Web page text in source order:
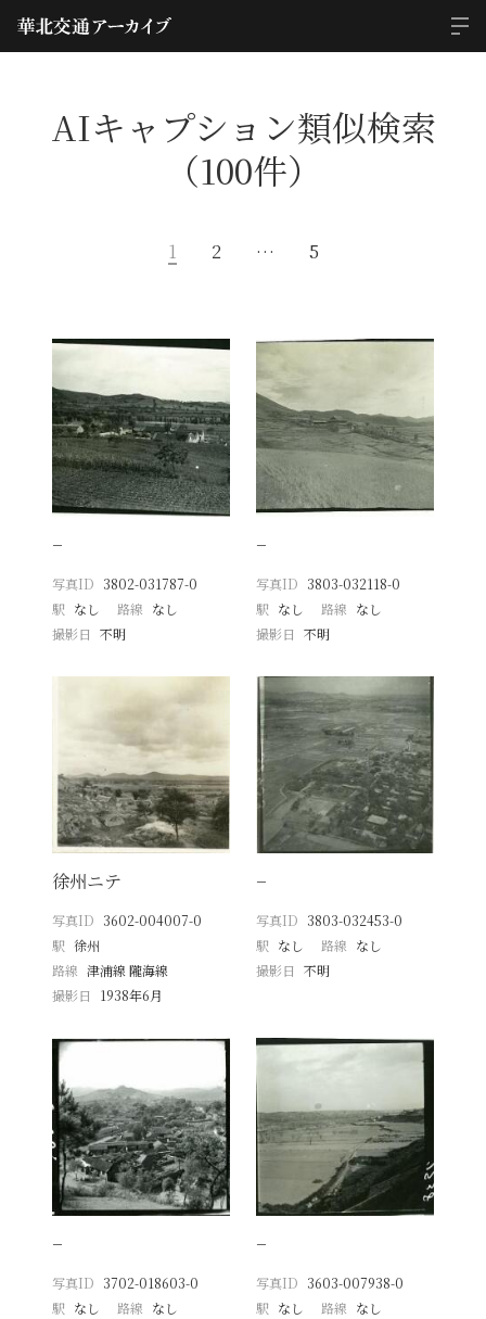
AIキャプション類似検索
（100件）
1 2 … 5
−
写真ID 3802-031787-0
駅 なし 路線 なし
撮影日
不明
−
写真ID 3803-032118-0
駅 なし 路線 なし
撮影日 不明
徐州ニテ
写真ID 3602-004007-0
駅 徐州
路線 津浦線 隴海線
撮影日
1938年6月
−
写真ID 3803-032453-0
駅 なし 路線 なし
撮影日 不明
−
写真ID 3702-018603-0
駅 なし 路線 なし
−
写真ID 3603-007938-0
駅 なし 路線 なし